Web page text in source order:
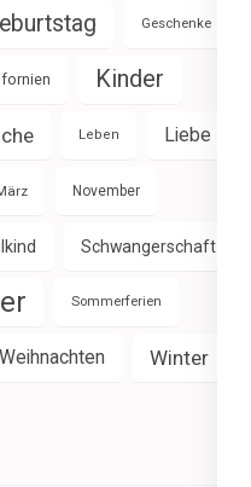
Geschenke
Kinder
Leben Liebe
November
Schwangerschaft
Sommerferien
Weihnachten Winter